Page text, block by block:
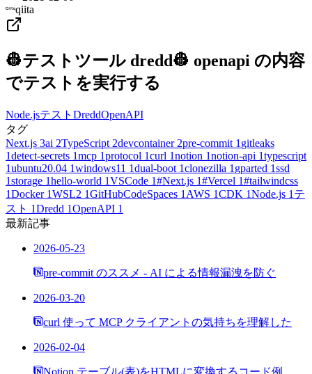
qiita
👷テストツール dredd👷 openapi の内容
でテストを実行する
Node.jsテスト DreddOpenAPI
タグ
Next.js 3ai 2TypeScript 2devcontainer 2pre-commit 1 gitleaks
1detect-secrets 1mcp 1protocol 1curl 1notion 1notion-api 1typescript
1ubuntu20.04 1windows11 1dual-boot 1clonezilla 1 gparted 1ssd
1storage 1hello-world 1VSCode 1#Next.js 1#Vercel 1#tailwindcss
1Docker 1WSL2 1GitHubCodeSpaces 1 AWS 1CDK 1Node.js 1 テ
スト 1Dredd 1OpenAPI 1
最新記事
2026-05-23
pre-commit のススメ - AI による情報漏洩を防ぐ
2026-03-20
curl 使って MCP クライアントの気持ちを理解した
2026-02-04
Notion テーブル(表)をHTMLに変換するコード例